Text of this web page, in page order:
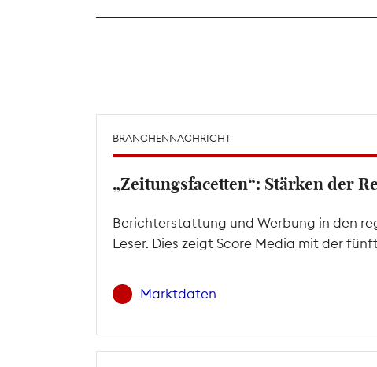
BRANCHENNACHRICHT
„Zeitungsfacetten“: Stärken der
Berichterstattung und Werbung in den
Leser. Dies zeigt Score Media mit der
Marktdaten